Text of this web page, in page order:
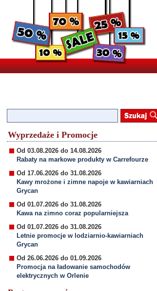
Wyprzedaże i Promocje
Od 03.08.2026 do 14.08.2026
Rabaty na markowe produkty w Carrefourze
Od 17.06.2026 do 31.08.2026
Kawy mrożone i zimne napoje w kawiarniach
Grycan
Od 01.07.2026 do 31.08.2026
Kawa na zimno coraz popularniejsza
Od 01.07.2026 do 31.08.2026
Letnie promocje w lodziarnio-kawiarniach
Grycan
Od 26.06.2026 do 01.09.2026
Promocja na ładowanie samochodów
elektrycznych w Orlenie